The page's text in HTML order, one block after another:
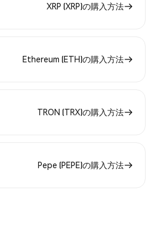
XRP (XRP)の購入方法
Ethereum (ETH)の購入方法
TRON (TRX)の購入方法
Pepe (PEPE)の購入方法